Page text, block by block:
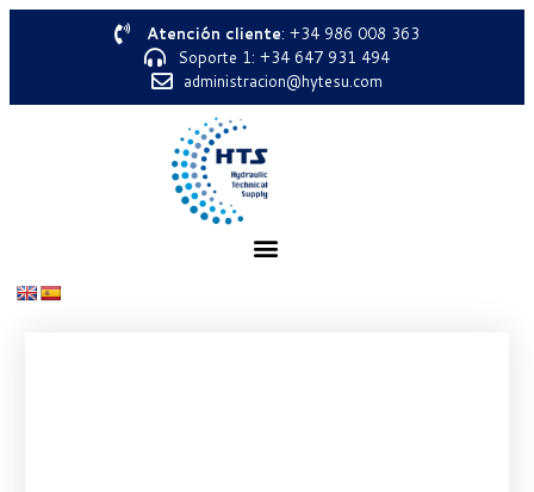
Atención cliente: +34 986 008 363
Soporte 1: +34 647 931 494
administracion@hytesu.com